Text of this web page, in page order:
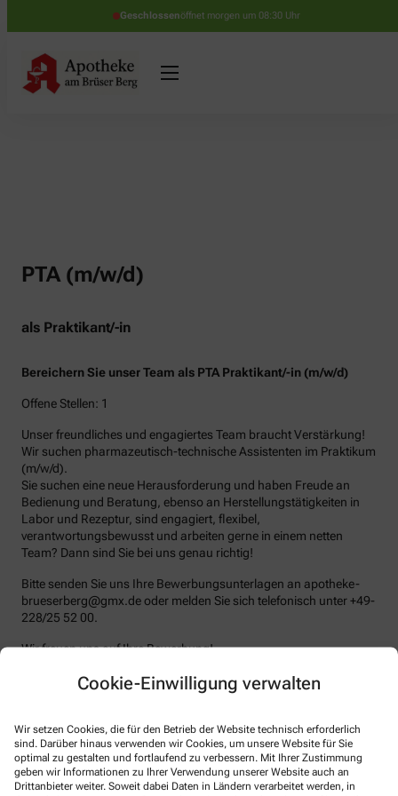
Cookie-Einwilligung verwalten
Wir setzen Cookies, die für den Betrieb der Website technisch erforderlich
sind. Darüber hinaus verwenden wir Cookies, um unsere Website für Sie
optimal zu gestalten und fortlaufend zu verbessern. Mit Ihrer Zustimmung
geben wir Informationen zu Ihrer Verwendung unserer Website auch an
Drittanbieter weiter. Soweit dabei Daten in Ländern verarbeitet werden, in
Geschlossenöffnet morgen um 08:30 Uhr
PTA (m/w/d)
als Praktikant/-in
Bereichern Sie unser Team als PTA Praktikant/-in (m/w/d)
Offene Stellen: 1
Unser freundliches und engagiertes Team braucht Verstärkung!
Wir suchen pharmazeutisch-technische Assistenten im Praktikum
(m/w/d).
Sie suchen eine neue Herausforderung und haben Freude an
Bedienung und Beratung, ebenso an Herstellungstätigkeiten in
Labor und Rezeptur, sind engagiert, flexibel,
verantwortungsbewusst und arbeiten gerne in einem netten
Team? Dann sind Sie bei uns genau richtig!
Bitte senden Sie uns Ihre Bewerbungsunterlagen an apotheke-
brueserberg@gmx.de oder melden Sie sich telefonisch unter +49-
228/25 52 00.
Wir freuen uns auf Ihre Bewerbung!
Wenn Sie Fragen haben, melden Sie sich gerne.
Dr. Muhammad Al-Eido
Apothekenleiter